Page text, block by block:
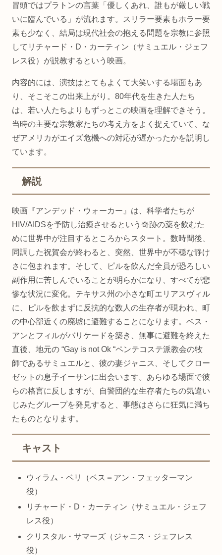
冒頭ではプラトンの言葉「優しくあれ、誰もが厳しい戦
いに臨んでいる」が流れます。スリラー要素もホラー要
素も少なく、結局は現代社会の抱える問題を宗教に参照
してリチャード・D・カーティン（サミュエル・ジェフ
レス役）が説教するという映画。
内容的には、演技はとてもよくて大笑いする場面もあ
り、そこそこの出来上がり。80年代を生きた人たち
は、若い人たちよりもずっとこの映画を理解できそう。
当時の主要な宗教家たちの考え方をよく捉えていて、な
ぜアメリカがエイズ危機への対応が遅かったかを説明し
ています。
解説
映画『アンデッド・ウォーカー』は、科学者たちが
HIV/AIDSを予防し治癒させるという奇跡の薬を飲むた
めに世界中が注目するところからスタート。数時間後、
同調した祝賀会が終わると、突然、世界中が不穏な静け
さに包まれます。そして、ピルを飲んだ全員が恐ろしい
副作用に苦しんでいることが明らかになり、すべてが悲
惨な状況に変化。テキサス州の小さな町エリアスヴィル
に、ピルを飲まずに反抗的な数人の生存者が現われ、町
の中心部近くの廃墟に避難することになります。ベス・
アンとフィルがバリケードを築き、無事に避難を終えた
直後、地元の “Gay is not Ok “ペンテコステ派教会の牧
師であるサミュエルと、彼の妻ジャニス、そしてクロー
ゼットの息子イーサンに出会います。あらゆる場面で彼
らの格言に反しますが、自警団的な生存者たちの気違い
じみたグループを発見すると、事態はさらに狂気に満ち
たものとなります。
キャスト
ウィラム・ベリ（ベス＝アン・フェッターマン
役）
リチャード・D・カーティン（サミュエル・ジェフ
レス役）
クリスタル・サマーズ（ジャニス・ジェフレス
役）